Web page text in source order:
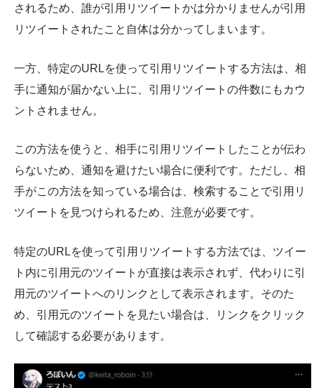
されるため、誰が引用リツイートかは分かりませんが引用
リツイートされたこと自体は分かってしまいます。
一方、特定のURLを使って引用リツイートする方法は、相
手に通知が届かない上に、引用リツイートの件数にもカウ
ントされません。
この方法を使うと、相手に引用リツイートしたことが伝わ
らないため、通知を避けたい場合に便利です。ただし、相
手がこの方法を知っている場合は、検索することで引用リ
ツイートを見つけられるため、注意が必要です。
特定のURLを使って引用リツイートする方法では、ツイー
ト内に引用元のツイートが直接は表示されず、代わりに引
用元のツイートへのリンクとして表示されます。そのた
め、引用元のツイートを見たい場合は、リンクをクリック
して確認する必要があります。